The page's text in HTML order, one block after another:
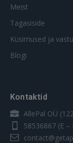
Meist
Tagasiside
Küsimused ja
Blogi
Kontaktid
AllePal OÜ
58536867 (E –